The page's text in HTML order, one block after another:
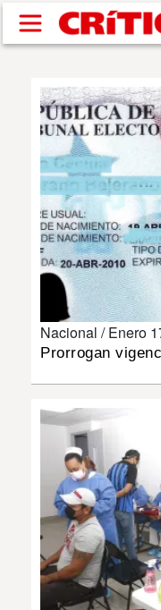
Pasar al contenido
SUCESOS
NACIONAL
POLÍTICA
DEPORTES
MUNDO
INSÓLITAS
MULTIMEDIA
IMPRESO
Nacional /Enero
Prorrogan